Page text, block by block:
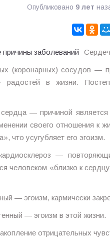
Опубликовано 9 лет
(коронарных) сосудов —
радостей в жизни.
— причиной
своего отношения к
что усугубляет его эгоизм.
кардиосклероз —
человеком «близко к
— эгоизм, кармически
— эгоизм в этой жизни.
отрицательных